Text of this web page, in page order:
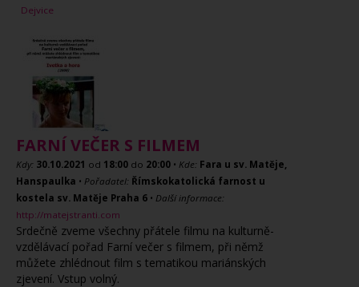
Dejvice
FARNÍ VEČER S FILMEM
Kdy: 30.10.2021 od 18:00 do 20:00 • Kde: Fara u sv. Matěje,
Hanspaulka • Pořadatel: Římskokatolická farnost u
kostela sv. Matěje Praha 6 • Další informace:
http://matejstranti.com
Srdečně zveme všechny přátele filmu na kulturně-
vzdělávací pořad Farní večer s filmem, při němž
můžete zhlédnout film s tematikou mariánských
zjevení. Vstup volný.